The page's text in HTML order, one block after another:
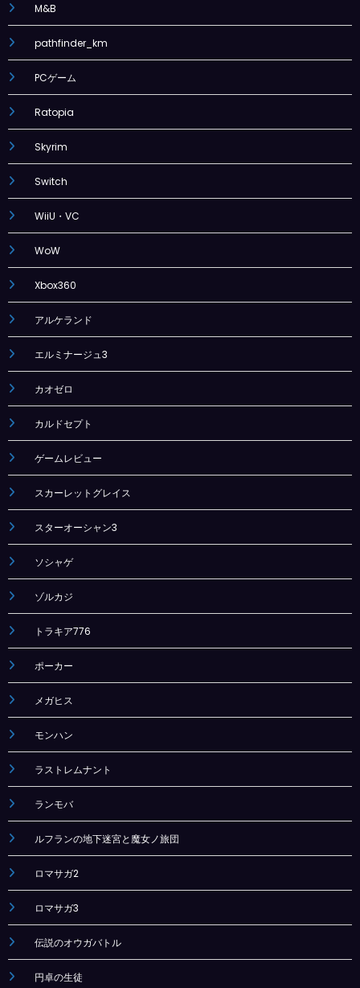
M&B
pathfinder_km
PCゲーム
Ratopia
Skyrim
Switch
WiiU・VC
WoW
Xbox360
アルケランド
エルミナージュ3
カオゼロ
カルドセプト
ゲームレビュー
スカーレットグレイス
スターオーシャン3
ソシャゲ
ゾルカジ
トラキア776
ポーカー
メガヒス
モンハン
ラストレムナント
ランモバ
ルフランの地下迷宮と魔女ノ旅団
ロマサガ2
ロマサガ3
伝説のオウガバトル
円卓の生徒